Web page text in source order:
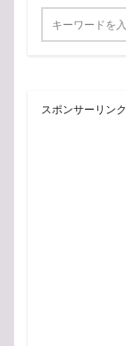
スポンサーリンク